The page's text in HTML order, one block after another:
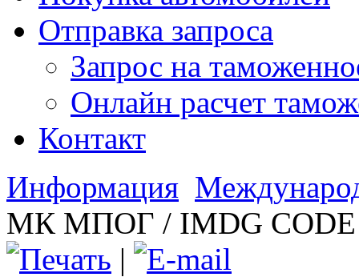
Отправка запроса
Запрос на
Онлайн расчет
Контакт
Информация
МК МПОГ / IMDG CODE
|